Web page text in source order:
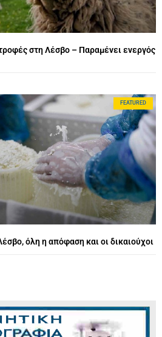
στη Λέσβο – Παραμένει ενεργός
FEATURED
όλη η απόφαση και οι δικαιούχοι